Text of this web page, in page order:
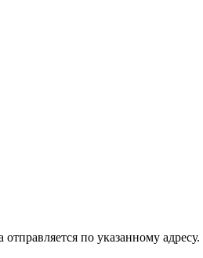
по указанному